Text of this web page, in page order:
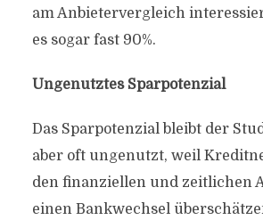
am Anbietervergleich
es sogar fast 90%.
Ungenutztes Sparpotenzial
Das Sparpotenzial bleibt der
aber oft ungenutzt, weil
den finanziellen und zeitlichen
einen Bankwechsel